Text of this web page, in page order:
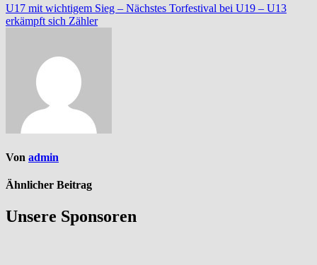
Beitragsnavigation
U17 mit wichtigem Sieg – Nächstes Torfestival bei U19 – U13
erkämpft sich Zähler
Von admin
Ähnlicher Beitrag
Unsere Sponsoren